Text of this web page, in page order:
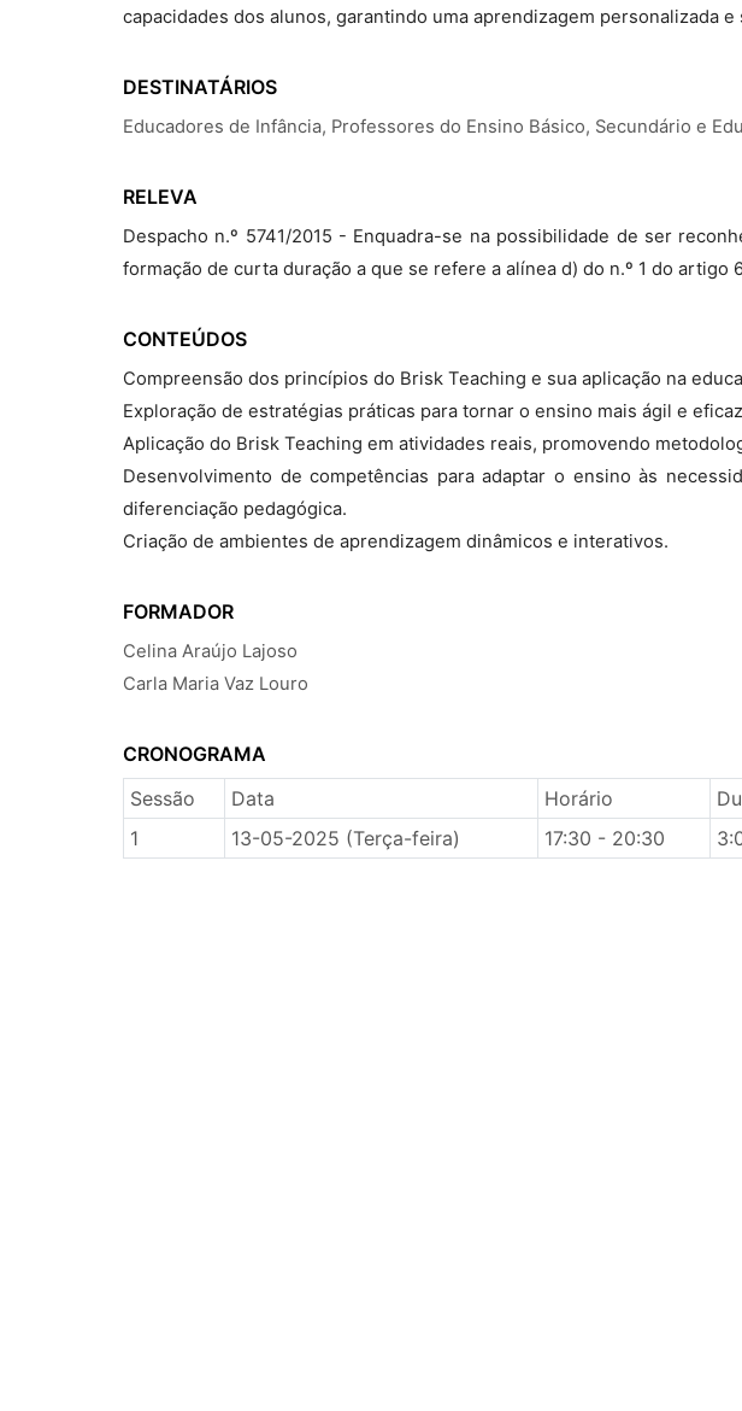
capacidades dos alunos, garantindo uma aprendizagem personalizada
DESTINATÁRIOS
Educadores de Infância, Professores do Ensino Básico, Secundário e
RELEVA
Despacho n.º 5741/2015 - Enquadra-se na possibilidade de ser
formação de curta duração a que se refere a alínea d) do n.º 1 do artigo
CONTEÚDOS
Compreensão dos princípios do Brisk Teaching e sua aplicação na
Exploração de estratégias práticas para tornar o ensino mais ágil e
Aplicação do Brisk Teaching em atividades reais, promovendo
Desenvolvimento de competências para adaptar o ensino às
diferenciação pedagógica.
Criação de ambientes de aprendizagem dinâmicos e interativos.
FORMADOR
Celina Araújo Lajoso
Carla Maria Vaz Louro
CRONOGRAMA
Sessão
Data Horário
1
13-05-2025 (Terça-feira) 17:30 - 20:30